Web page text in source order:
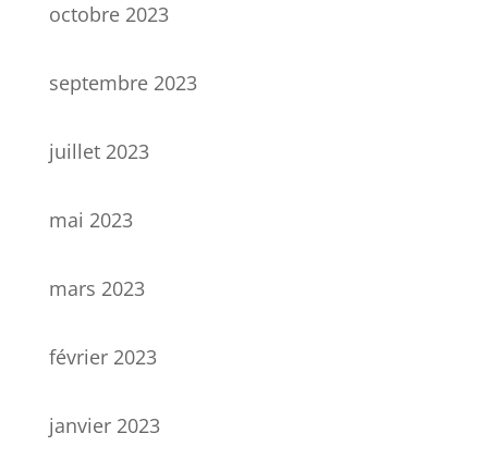
octobre 2023
septembre 2023
juillet 2023
mai 2023
mars 2023
février 2023
janvier 2023